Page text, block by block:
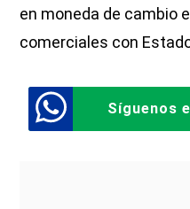
en moneda de cambio
comerciales con
Síguenos